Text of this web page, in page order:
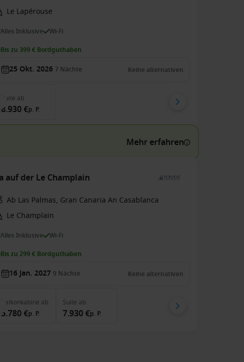
Le Lapérouse
Alles Inklusive Wi-Fi
Bis zu 399 € Bordguthaben
25 Okt. 2026 7 Nächte Keine alternativen
Suite ab
8.930 €p. P.
Mehr erfahren
auf der Le Champlain
Ab Las Palmas, Gran Canaria An Casablanca
Le Champlain
Alles Inklusive Wi-Fi
Bis zu 299 € Bordguthaben
16 Jan. 2027 9 Nächte Keine alternativen
Balkonkabine ab
5.780 €p. P.
Suite ab
7.930 €p. P.